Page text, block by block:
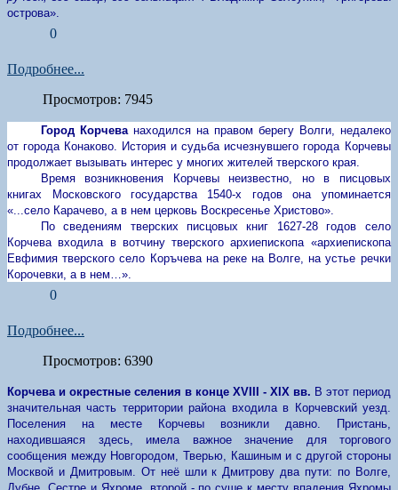
острова».
0
Подробнее...
Просмотров: 7945
Город Корчеванаходился на правом берегу Волги, недалеко
от города Конаково. История и судьба исчезнувшего города Корчевы
продолжает вызывать интерес у многих жителей тверского края.
Время возникновения Корчевы неизвестно, но в писцовых
книгах Московского государства 1540-х годов она упоминается
«...село Карачево, а в нем церковь Воскресенье Христово».
По сведениям тверских писцовых книг 1627-28 годов село
Корчева входила в вотчину тверского архиепископа «архиепископа
Евфимия тверского село Коръчева на реке на Волге, на устье речки
Корочевки, а в нем…».
0
Подробнее...
Просмотров: 6390
Корчева и окрестные селения в конце XVIII - XIX вв. В этот период
значительная часть территории района входила в Корчевский уезд.
Поселения на месте Корчевы возникли давно. Пристань,
находившаяся здесь, имела важное значение для торгового
сообщения между Новгородом, Тверью, Кашиным и с другой стороны
Москвой и Дмитровым. От неё шли к Дмитрову два пути: по Волге,